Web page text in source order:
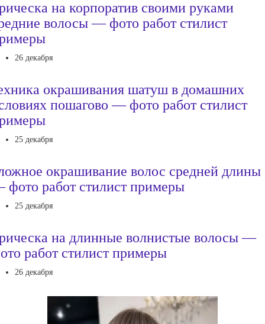
на корпоратив своими руками
волосы — фото работ стилист
26 декабря
окрашивания шатуш в домашних
пошагово — фото работ стилист
25 декабря
окрашивание волос средней длины
работ стилист примеры
25 декабря
на длинные волнистые волосы —
работ стилист примеры
26 декабря